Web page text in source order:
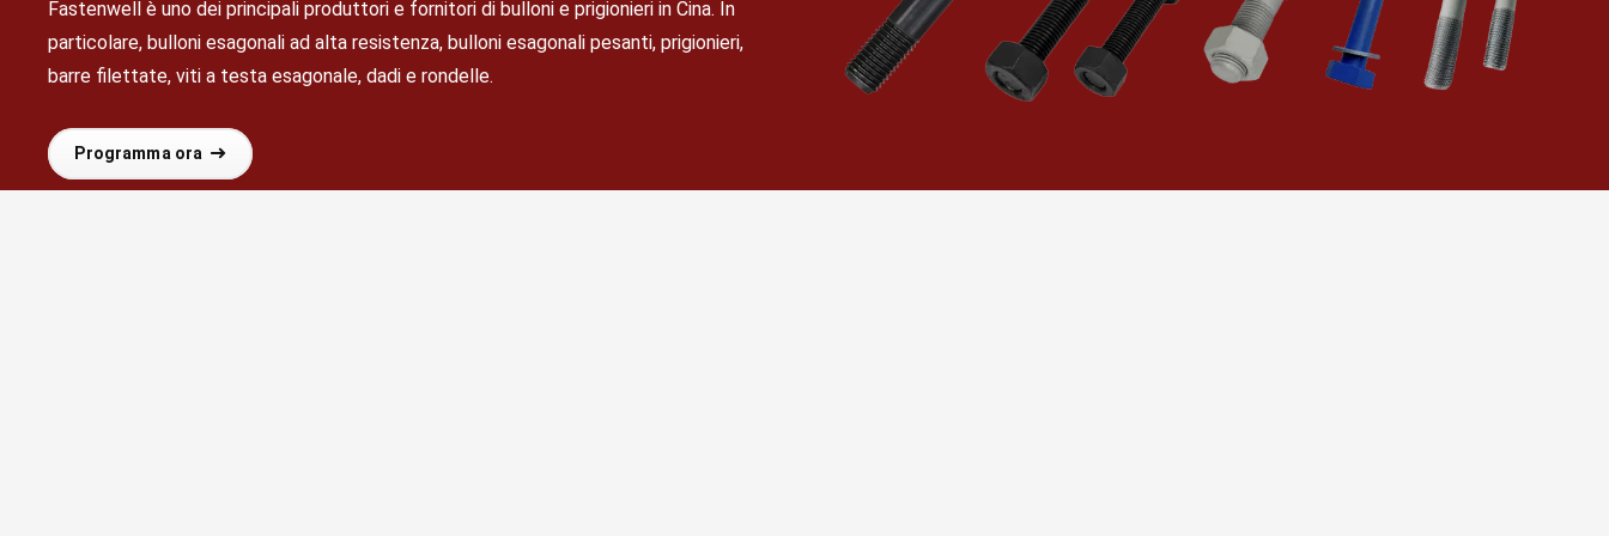
Fastenwell è uno dei principali produttori e fornitori di bulloni e prigionieri in Cina. In
particolare, bulloni esagonali ad alta resistenza, bulloni esagonali pesanti, prigionieri,
barre filettate, viti a testa esagonale, dadi e rondelle.
Programma ora